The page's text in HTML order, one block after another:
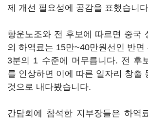
제 개선 필요성에 공감을 표했습니
항운노조와 전 후보에 따르면 중국
의 하역료는 15만~40만원선인 반면
3분의 1 수준에 머무릅니다. 전 후
를 인상하면 이에 따른 일자리 창출
것으로 내다봤습니다.
간담회에 참석한 지부장들은 하역